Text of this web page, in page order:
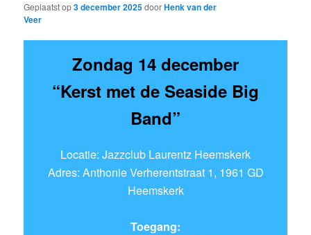
Geplaatst op3 december 2025doorHenk van der
Veer
Zondag 14 december
“Kerst met de Seaside Big
Band”
Locatie: Jazzclub Laurentz Heemskerk
Adres: Anthonie Verherentstraat 1, 1961 GD
Heemskerk
Toegang: